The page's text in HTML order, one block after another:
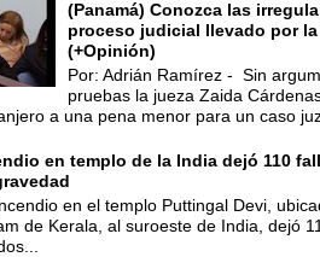
(Panamá) Conozca las
proceso judicial llevado por
(+Opinión)
Por: Adrián Ramírez - Sin
pruebas la jueza Zaida
a una pena menor para un caso
en templo de la India dejó 110
en el templo Puttingal Devi,
de Kerala, al suroeste de India, dejó